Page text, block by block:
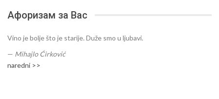
Афоризам за Вас
Vino je bolje što je starije. Duže smo u ljubavi.
— Mihajlo Ćirković
naredni >>